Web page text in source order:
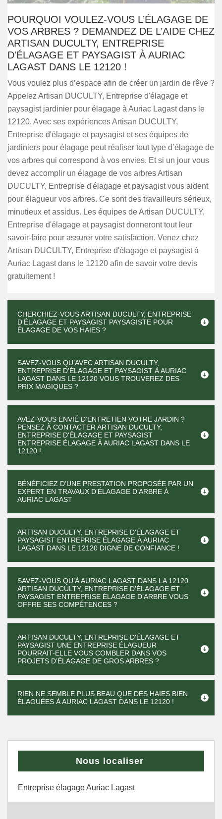
POURQUOI VOULEZ-VOUS L’ÉLAGAGE DE
VOS ARBRES ? DEMANDEZ DE L’AIDE CHEZ
ARTISAN DUCULTY, ENTREPRISE
D'ÉLAGAGE ET PAYSAGIST À AURIAC
LAGAST DANS LE 12120 !
Vous voulez plus d’espace afin de créer un jardin de rêve ?
Appelez Artisan DUCULTY, Entreprise d'élagage et
paysagist jardinier pour élagage à Auriac Lagast dans le
12120. Avec ses expériences Artisan DUCULTY,
Entreprise d'élagage et paysagist et ses équipes de
jardiniers pour élagage peut réaliser tout type d’élagage de
vos arbres qui correspond à vos envies. Et si un jour vous
devez accomplir un élagage de vos arbres Artisan
DUCULTY, Entreprise d'élagage et paysagist vous aident
pour élagueur vos arbres. Ce sont des travailleurs sérieux,
minutieux et assidus. Les équipes de Artisan DUCULTY,
Entreprise d'élagage et paysagist donneront tout leur
savoir-faire pour assurer votre satisfaction. Venez chez
Artisan DUCULTY, Entreprise d'élagage et paysagist à
Auriac Lagast dans le 12120 afin de savoir votre devis
gratuitement !
CHERCHIEZ-VOUS ARTISAN DUCULTY, ENTREPRISE
D'ÉLAGAGE ET PAYSAGIST PAYSAGISTE POUR
ÉLAGAGE DE VOS HAIES ?
SAVEZ-VOUS QU’AVEC ARTISAN DUCULTY,
ENTREPRISE D'ÉLAGAGE ET PAYSAGIST À AURIAC
LAGAST DANS LE 12120 VOUS TROUVEREZ DES
PRIX MAGIQUES ?
AVEZ-VOUS ENVIÉ D’ENTRETIEN VOTRE JARDIN ?
PENSEZ À CONTACTER ARTISAN DUCULTY,
ENTREPRISE D'ÉLAGAGE ET PAYSAGIST
ENTREPRISE ÉLAGAGE À AURIAC LAGAST DANS LE
12120 !
BÉNÉFICIEZ D’UNE PRESTATION PROPOSÉE PAR UN
EXPERT EN TRAVAUX D’ÉLAGAGE D’ARBRE À
AURIAC LAGAST
ARTISAN DUCULTY, ENTREPRISE D'ÉLAGAGE ET
PAYSAGIST ENTREPRISE ÉLAGAGE À AURIAC
LAGAST DANS LE 12120 DIGNE DE CONFIANCE !
SAVEZ-VOUS QU’À AURIAC LAGAST DANS LA 12120
ARTISAN DUCULTY, ENTREPRISE D'ÉLAGAGE ET
PAYSAGIST ENTREPRISE ÉLAGAGE D’ARBRE VOUS
OFFRE SES COMPÉTENCES ?
ARTISAN DUCULTY, ENTREPRISE D'ÉLAGAGE ET
PAYSAGIST UNE ENTREPRISE ÉLAGUEUR
POURRAIT-ELLE VOUS COMBLER DANS VOS
PROJETS D’ÉLAGAGE DE GROS ARBRES ?
RIEN NE SEMBLE PLUS BEAU QUE DES HAIES BIEN
ÉLAGUÉES À AURIAC LAGAST DANS LE 12120 !
Nous localiser
Entreprise élagage Auriac Lagast